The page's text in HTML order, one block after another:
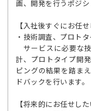
画、開発を行うポジシ
【入社後すぐにお任せ
・技術調査、プロト
サービスに必要な
計、プロトタイプ開
ピングの結果を踏ま
ドバックを行います。
【将来的にお任せした